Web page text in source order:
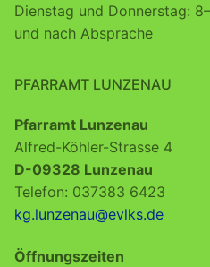
Dienstag und Donnerstag:
und nach Absprache
PFARRAMT LUNZENAU
Pfarramt Lunzenau
Alfred-Köhler-Strasse 4
D-09328 Lunzenau
Telefon: 037383 6423
kg.lunzenau@evlks.de
Öffnungszeiten